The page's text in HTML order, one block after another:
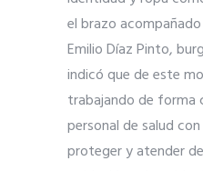
el brazo
Emilio Díaz Pinto,
indicó que de este
trabajando de forma
personal de salud
proteger y atender